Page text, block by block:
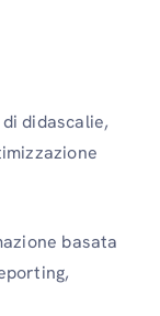
didascalie,
basata